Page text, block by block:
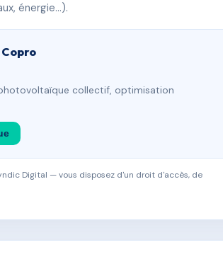
énergie…).
collectif, optimisation
Digital — vous disposez d'un droit d'accès, de